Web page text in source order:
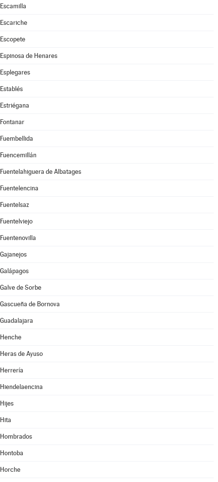
Escamilla
Escariche
Escopete
Espinosa de Henares
Esplegares
Establés
Estriégana
Fontanar
Fuembellida
Fuencemillán
Fuentelahiguera de Albatages
Fuentelencina
Fuentelsaz
Fuentelviejo
Fuentenovilla
Gajanejos
Galápagos
Galve de Sorbe
Gascueña de Bornova
Guadalajara
Henche
Heras de Ayuso
Herrería
Hiendelaencina
Hijes
Hita
Hombrados
Hontoba
Horche